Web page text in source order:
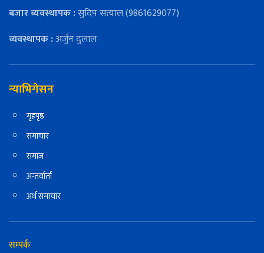
बजार ब्यवस्थापक :सुदिप सत्याल (9861629077)
व्यवस्थापक :अर्जुन दुलाल
न्याभिगेसन
गृहपृष्ठ
समाचार
समाज
अन्तर्वार्ता
अर्थ समाचार
सम्पर्क